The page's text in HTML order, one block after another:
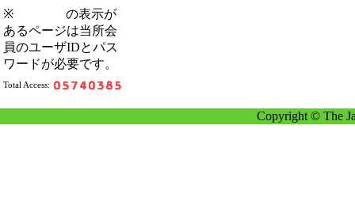
※
の表示が
あるページは当所会
員のユーザIDとパス
ワードが必要です。
Total Access:
Copyright © The